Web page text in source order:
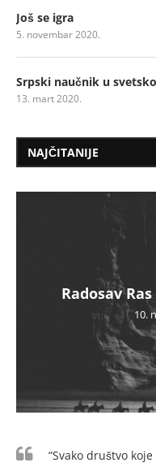
Još se igra
5. novembar 2020.
Srpski naučnik u
13. mart 2020.
NAJČITANIJE
Radosav
10.
“Svako društvo